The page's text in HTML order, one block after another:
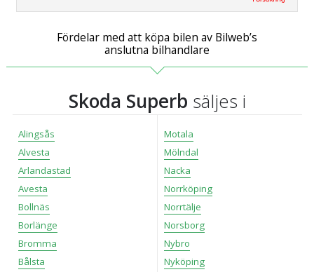
Fördelar med att köpa bilen av Bilweb’s
anslutna bilhandlare
Skoda Superb säljes i
Alingsås
Alvesta
Arlandastad
Avesta
Bollnäs
Borlänge
Bromma
Bålsta
Motala
Mölndal
Nacka
Norrköping
Norrtälje
Norsborg
Nybro
Nyköping